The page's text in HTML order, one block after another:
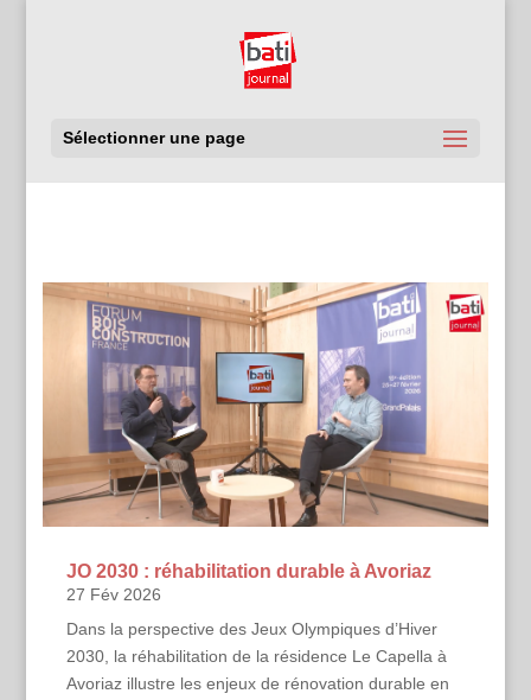
Sélectionner une page
JO 2030 : réhabilitation durable à Avoriaz
27 Fév 2026
Dans la perspective des Jeux Olympiques d’Hiver
2030, la réhabilitation de la résidence Le Capella à
Avoriaz illustre les enjeux de rénovation durable en